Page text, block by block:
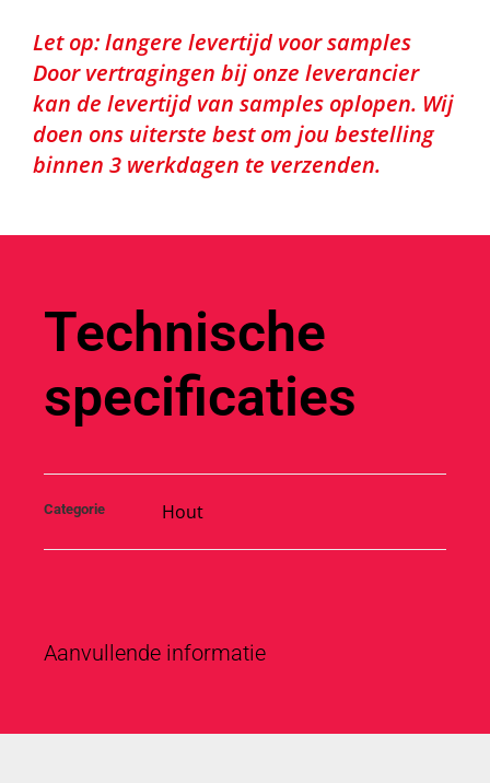
Let op: langere levertijd voor samples
Door vertragingen bij onze leverancier
kan de levertijd van samples oplopen. Wij
doen ons uiterste best om jou bestelling
binnen 3 werkdagen te verzenden.
Technische
specificaties
Categorie Hout
Aanvullende informatie